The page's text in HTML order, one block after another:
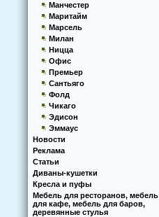
Манчестер
Маритайм
Марсель
Милан
Ницца
Офис
Премьер
Сантьяго
Фолд
Чикаго
Эдисон
Эммаус
Новости
Реклама
Статьи
Диваны-кушетки
Кресла и пуфы
Мебель для ресторанов, мебель
для кафе, мебель для баров,
деревянные стулья